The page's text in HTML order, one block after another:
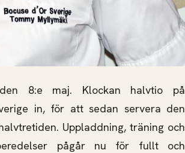
8:e maj. Klockan halvtio på
in, för att sedan servera den
Uppladdning, träning och
pågår nu för fullt och